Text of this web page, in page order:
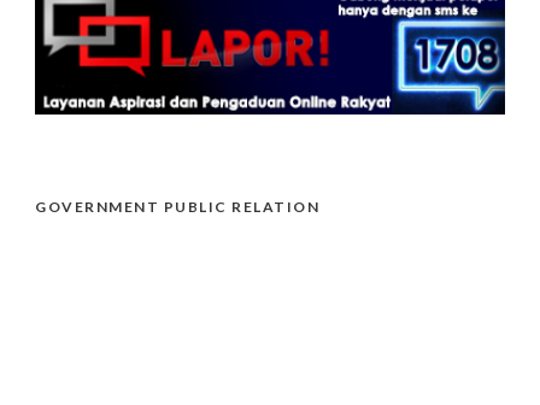
GOVERNMENT PUBLIC RELATION